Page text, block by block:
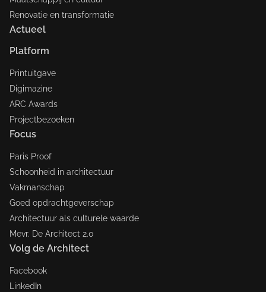
Renovatie en transformatie
Actueel
Platform
Printuitgave
Digimazine
ARC Awards
Projectbezoeken
Focus
Paris Proof
Schoonheid in architectuur
Vakmanschap
Goed opdrachtgeverschap
Architectuur als culturele waarde
Mevr. De Architect 2.0
Volg de Architect
Facebook
LinkedIn